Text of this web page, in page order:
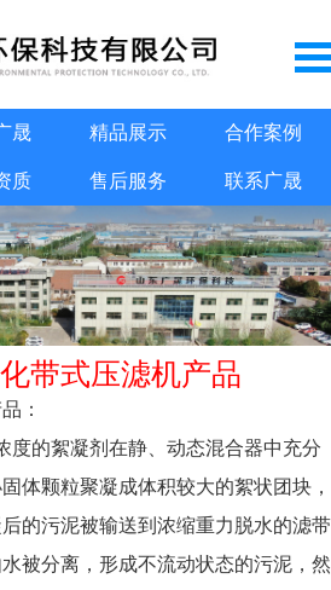
晟 精品展示 合作案例
质 售后服务 联系广晟
带式压滤机产品
：
度的絮凝剂在静、动态混合器中充分
体颗粒聚凝成体积较大的絮状团块，
的污泥被输送到浓缩重力脱水的滤带
被分离，形成不流动状态的污泥，然